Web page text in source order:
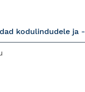
kodulindudele ja